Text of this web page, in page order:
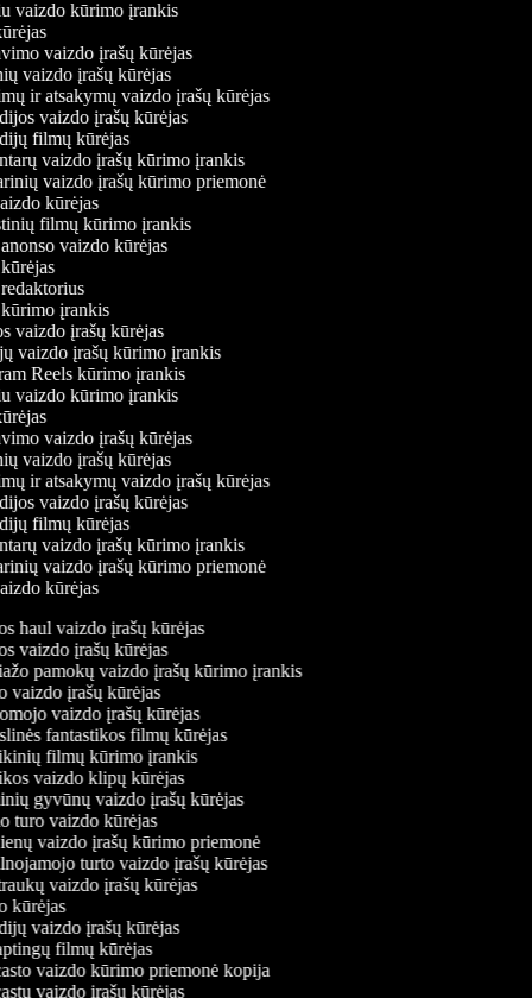
vaizdo kūrimo įrankis
vaizdo įrašų kūrėjas
vaizdo įrašų kūrėjas
ir atsakymų vaizdo įrašų kūrėjas
vaizdo įrašų kūrėjas
filmų kūrėjas
vaizdo įrašų kūrimo įrankis
vaizdo įrašų kūrimo priemonė
kūrėjas
filmų kūrimo įrankis
anonso vaizdo kūrėjas
redaktorius
kūrimo įrankis
vaizdo įrašų kūrėjas
vaizdo įrašų kūrimo įrankis
Reels kūrimo įrankis
vaizdo kūrimo įrankis
vaizdo įrašų kūrėjas
vaizdo įrašų kūrėjas
ir atsakymų vaizdo įrašų kūrėjas
vaizdo įrašų kūrėjas
filmų kūrėjas
vaizdo įrašų kūrimo įrankis
vaizdo įrašų kūrimo priemonė
kūrėjas
haul vaizdo įrašų kūrėjas
vaizdo įrašų kūrėjas
pamokų vaizdo įrašų kūrimo įrankis
vaizdo įrašų kūrėjas
vaizdo įrašų kūrėjas
fantastikos filmų kūrėjas
filmų kūrimo įrankis
vaizdo klipų kūrėjas
gyvūnų vaizdo įrašų kūrėjas
turo vaizdo kūrėjas
vaizdo įrašų kūrimo priemonė
turto vaizdo įrašų kūrėjas
vaizdo įrašų kūrėjas
kūrėjas
vaizdo įrašų kūrėjas
filmų kūrėjas
vaizdo kūrimo priemonė kopija
vaizdo įrašų kūrėjas